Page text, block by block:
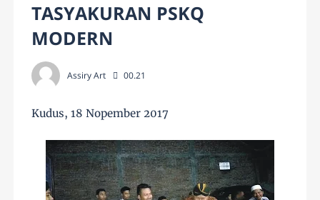
TASYAKURAN PSKQ
MODERN
Assiry Art 00.21
Kudus, 18 Nopember 2017